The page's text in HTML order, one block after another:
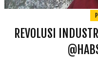
REVOLUSI